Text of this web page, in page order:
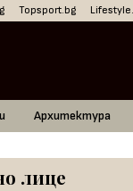
Topsport.bg
Архитектура
лице